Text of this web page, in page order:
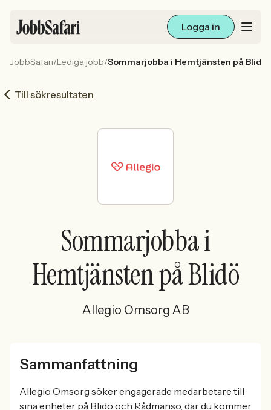
Logga in
Arbetsliv och karriär
För arbetsgivare
Sök med AI
Ny här? Skapa konto
JobbSafari/Lediga jobb/Sommarjobba i Hemtjänsten på Blidö
Till sökresultaten
Sommarjobba i
Hemtjänsten på Blidö
Allegio Omsorg AB
Sammanfattning
Allegio Omsorg söker engagerade medarbetare till
sina enheter på Blidö och Rådmansö, där du kommer